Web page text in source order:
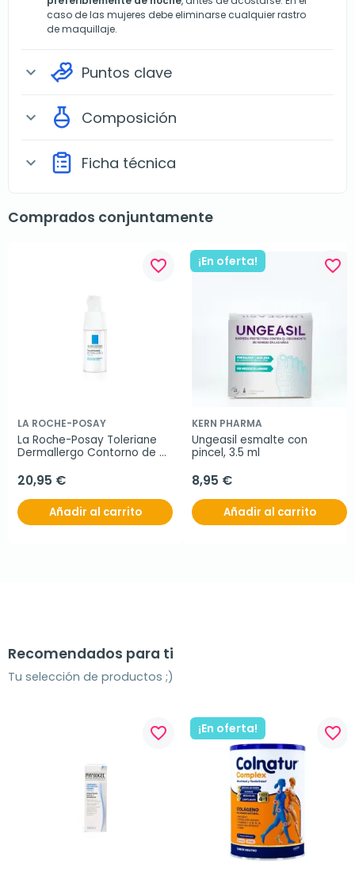
caso de las mujeres debe eliminarse cualquier rastro
de maquillaje.
expand_more Puntos clave
expand_more Composición
expand_more Ficha técnica
Comprados conjuntamente
favorite_border
LA ROCHE-POSAY
La Roche-Posay Toleriane
Dermallergo Contorno de
20,95 €
Añadir al carrito
¡En oferta! favorite_border
KERN PHARMA
Ungeasil esmalte con
pincel, 3.5 ml
8,95 €
Añadir al carrito
Recomendados para ti
Tu selección de productos ;)
favorite_border ¡En oferta! favorite_border